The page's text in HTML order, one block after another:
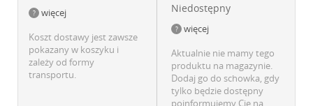
więcej
Koszt dostawy jest zawsze
pokazany w koszyku i
zależy od formy
transportu.
Niedostępny
więcej
Aktualnie nie mamy tego
produktu na magazynie.
Dodaj go do schowka, gdy
tylko będzie dostępny
poinformujemy Cię na